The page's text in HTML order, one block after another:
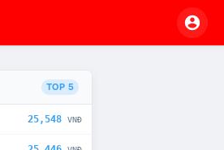
TOP 5
25,548 VNĐ